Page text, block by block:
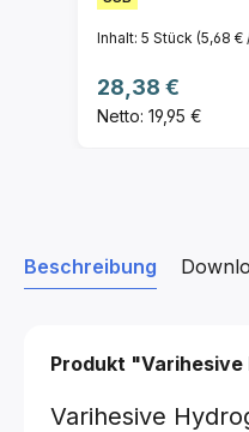
Inhalt: 5 Stück (5,68 €
Regulärer Preis:
28,38 €
Netto: 19,95 €
Beschreibung
Produkt
Varihesive